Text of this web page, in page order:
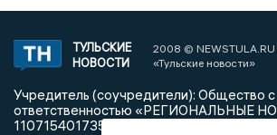
ТУЛЬСКИЕ
НОВОСТИ
2008 ©
«Тульские новости»
Учредитель (соучредители): Общество с
ответственностью «РЕГИОНАЛЬНЫЕ
1107154017354)